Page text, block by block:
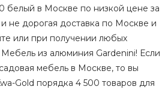
белый в Москве по низкой цене за
не дорогая доставка по Москве и
или при получении любых
Мебель из алюминия Gardenini! Если
мебель в Москве, то вы
Gold порядка 4 500 товаров для